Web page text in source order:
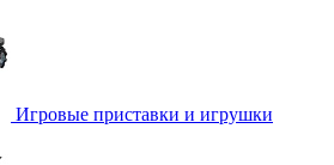
Игровые приставки и игрушки